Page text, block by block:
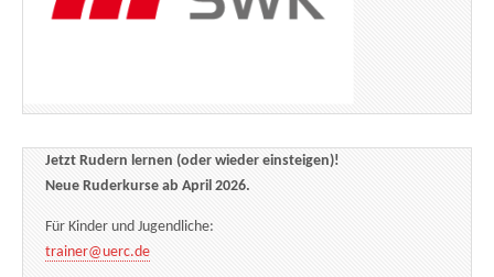
Jetzt Rudern lernen (oder wieder einsteigen)!
Neue Ruderkurse ab April 2026.
Für Kinder und Jugendliche:
trainer@uerc.de